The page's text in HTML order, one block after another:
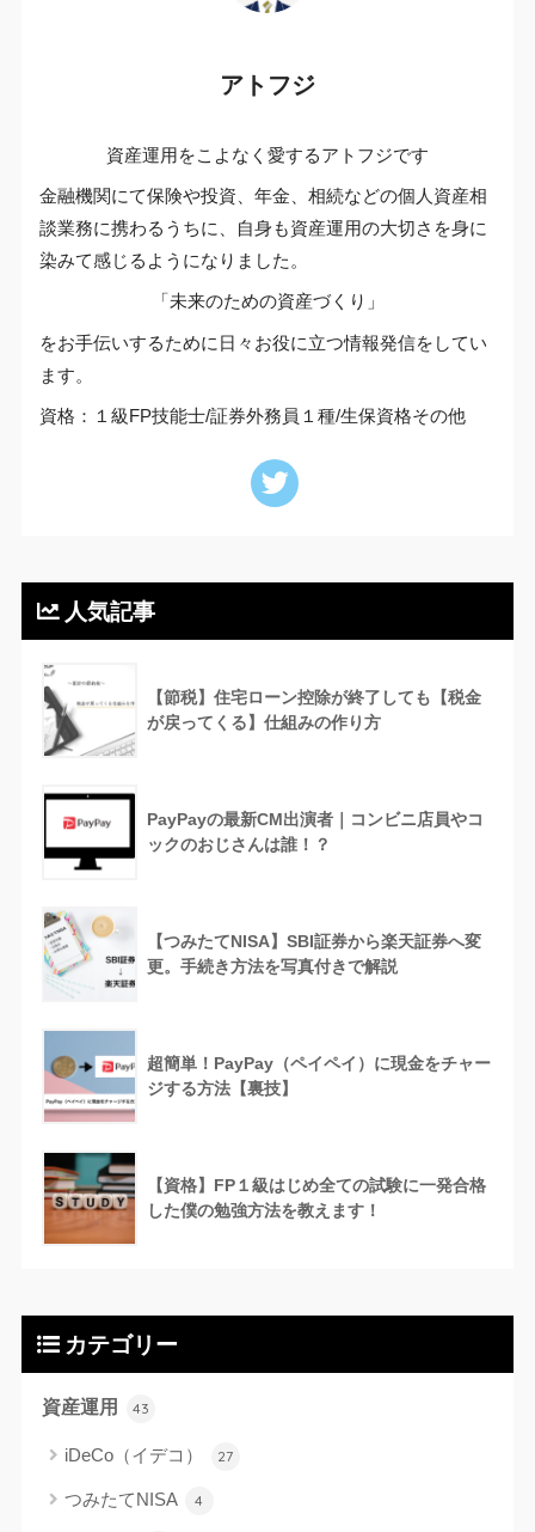
アトフジ
資産運用をこよなく愛するアトフジです
金融機関にて保険や投資、年金、相続などの個人資産相
談業務に携わるうちに、自身も資産運用の大切さを身に
染みて感じるようになりました。
「未来のための資産づくり」
をお手伝いするために日々お役に立つ情報発信をしてい
ます。
資格：１級FP技能士/証券外務員１種/生保資格その他
人気記事
【節税】住宅ローン控除が終了しても【税金
が戻ってくる】仕組みの作り方
PayPayの最新CM出演者｜コンビニ店員やコ
ックのおじさんは誰！？
【つみたてNISA】SBI証券から楽天証券へ変
更。手続き方法を写真付きで解説
超簡単！PayPay（ペイペイ）に現金をチャー
ジする方法【裏技】
【資格】FP１級はじめ全ての試験に一発合格
した僕の勉強方法を教えます！
カテゴリー
資産運用 43
iDeCo（イデコ） 27
つみたてNISA 4